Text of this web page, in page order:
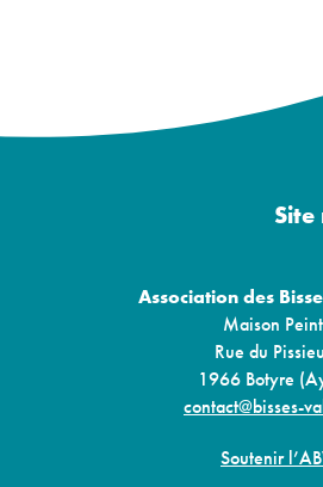
Association des
Maison
Rue du
1966 Botyre
contact@bisses-
Soutenir